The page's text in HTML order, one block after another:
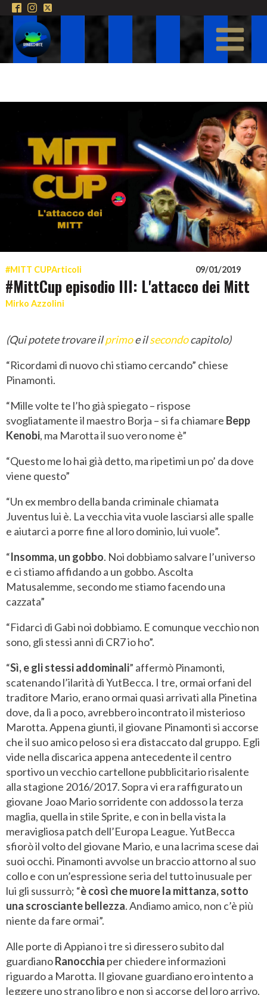
#MITT CUPArticoli 09/01/2019
#MittCup episodio III: L'attacco dei Mitt
Mirko Azzolini
(Qui potete trovare ilprimoe ilsecondocapitolo)
“Ricordami di nuovo chi stiamo cercando” chiese
Pinamonti.
“Mille volte te l’ho già spiegato – rispose
svogliatamente il maestro Borja – si fa chiamare Bepp
Kenobi, ma Marotta il suo vero nome è”
“Questo me lo hai già detto, ma ripetimi un po’ da dove
viene questo”
“Un ex membro della banda criminale chiamata
Juventus lui è. La vecchia vita vuole lasciarsi alle spalle
e aiutarci a porre fine al loro dominio, lui vuole”.
“Insomma, un gobbo. Noi dobbiamo salvare l’universo
e ci stiamo affidando a un gobbo. Ascolta
Matusalemme, secondo me stiamo facendo una
cazzata”
“Fidarci di Gabi noi dobbiamo. E comunque vecchio non
sono, gli stessi anni di CR7 io ho”.
“Sì, e gli stessi addominali” affermò Pinamonti,
scatenando l’ilarità di YutBecca. I tre, ormai orfani del
traditore Mario, erano ormai quasi arrivati alla Pinetina
dove, da lì a poco, avrebbero incontrato il misterioso
Marotta. Appena giunti, il giovane Pinamonti si accorse
che il suo amico peloso si era distaccato dal gruppo. Egli
vide nella discarica appena antecedente il centro
sportivo un vecchio cartellone pubblicitario risalente
alla stagione 2016/2017. Sopra vi era raffigurato un
giovane Joao Mario sorridente con addosso la terza
maglia, quella in stile Sprite, e con in bella vista la
meravigliosa patch dell’Europa League. YutBecca
sfiorò il volto del giovane Mario, e una lacrima scese dai
suoi occhi. Pinamonti avvolse un braccio attorno al suo
collo e con un’espressione seria del tutto inusuale per
lui gli sussurrò; “è così che muore la mittanza, sotto
una scrosciante bellezza. Andiamo amico, non c’è più
niente da fare ormai”.
Alle porte di Appiano i tre si diressero subito dal
guardianoRanocchia per chiedere informazioni
riguardo a Marotta. Il giovane guardiano ero intento a
leggere uno strano libro e non si accorse del loro arrivo.